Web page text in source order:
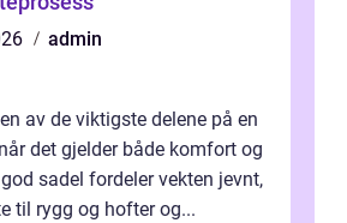
admin
av de viktigste delene på en
det gjelder både komfort og
sadel fordeler vekten jevnt,
til rygg og hofter og...